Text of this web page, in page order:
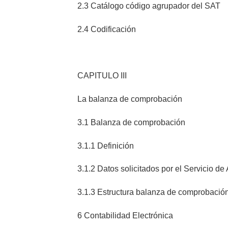
2.3 Catálogo código agrupador del SAT
2.4 Codificación
CAPITULO III
La balanza de comprobación
3.1 Balanza de comprobación
3.1.1 Definición
3.1.2 Datos solicitados por el Servicio de
3.1.3 Estructura balanza de
6 Contabilidad Electrónica